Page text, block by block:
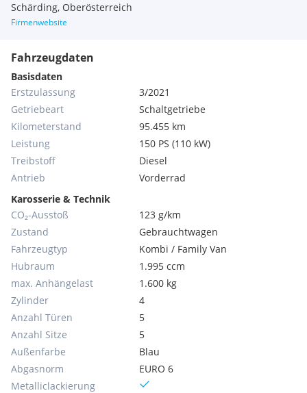
Schärding, Oberösterreich
Firmenwebsite
Fahrzeugdaten
Basisdaten
Erstzulassung
3/2021
Getriebeart
Schaltgetriebe
Kilometerstand
95.455 km
Leistung
150 PS (110 kW)
Treibstoff
Diesel
Antrieb
Vorderrad
Karosserie & Technik
CO₂-Ausstoß
123 g/km
Zustand
Gebrauchtwagen
Fahrzeugtyp
Kombi / Family Van
Hubraum
1.995 ccm
max. Anhängelast
1.600 kg
Zylinder
4
Anzahl Türen
5
Anzahl Sitze
5
Außenfarbe
Blau
Abgasnorm
EURO 6
Metallic­lackierung